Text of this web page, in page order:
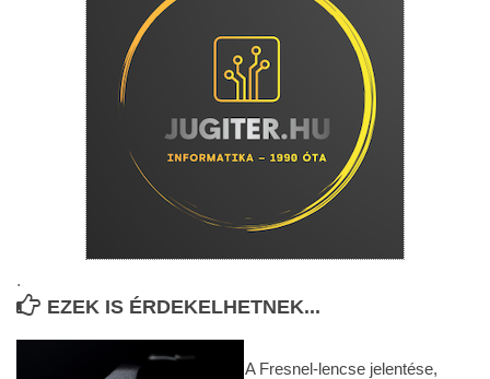
.
EZEK IS ÉRDEKELHETNEK...
A Fresnel-lencse jelentése,